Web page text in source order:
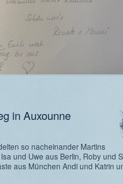
in Auxounne
so nacheinander Martins
und Uwe aus Berlin, Roby und
aus München Andi und Katrin